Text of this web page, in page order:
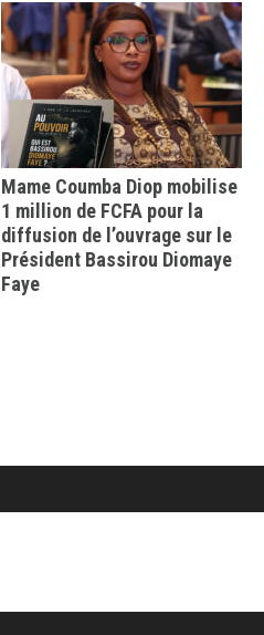
Mame Coumba Diop mobilise
1 million de FCFA pour la
diffusion de l’ouvrage sur le
Président Bassirou Diomaye
Faye